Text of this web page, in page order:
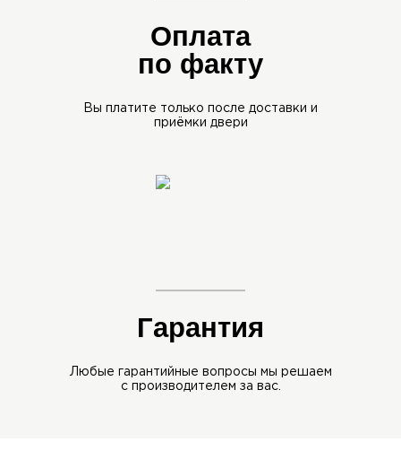
Оплата
по факту
Вы платите только после доставки и
приёмки двери
Гарантия
Любые гарантийные вопросы мы решаем
с производителем за вас.